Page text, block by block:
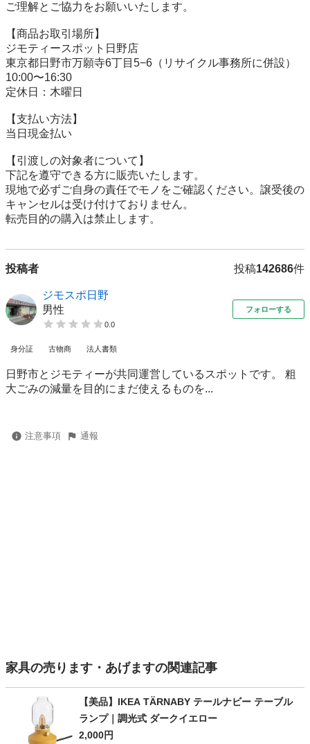
ご理解とご協力をお願いいたします。
【商品お取引場所】
ジモティースポット日野店
東京都日野市万願寺6丁目5−6（リサイクル事務所に併設）
10:00〜16:30
定休日：木曜日
【⽀払い⽅法】
当日現金払い
【引渡しの対象者について】
下記を遵守できる⽅に販売いたします。
現地で必ずご⾃⾝の責任でモノをご確認ください。譲受後の
キャンセルは受け付けておりません。
転売⽬的の購⼊は禁⽌します。
投稿者 投稿142686件
ジモスポ日野
男性
0.0
フォローする
身分証 古物商 法人書類
日野市とジモティーが共同運営しているスポットです。 粗
⼤ごみの減量を⽬的にまだ使えるものを...
注意事項 通報
家具の売ります・あげますの関連記事
【美品】IKEA TÄRNABY テールナビー テーブル
ランプ｜調光式 ダークイエロー
2,000円